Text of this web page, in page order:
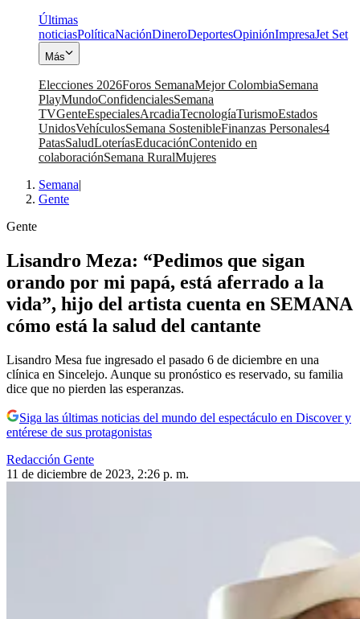
Últimas
noticiasPolíticaNaciónDineroDeportesOpiniónImpresaJet Set
Más
Elecciones 2026Foros SemanaMejor ColombiaSemana
PlayMundoConfidencialesSemana
TVGenteEspecialesArcadiaTecnologíaTurismoEstados
UnidosVehículosSemana SostenibleFinanzas Personales4
PatasSaludLoteríasEducaciónContenido en
colaboraciónSemana RuralMujeres
Semana|
Gente
Gente
Lisandro Meza: “Pedimos que sigan
orando por mi papá, está aferrado a la
vida”, hijo del artista cuenta en SEMANA
cómo está la salud del cantante
Lisandro Mesa fue ingresado el pasado 6 de diciembre en una
clínica en Sincelejo. Aunque su pronóstico es reservado, su familia
dice que no pierden las esperanzas.
Siga las últimas noticias del mundo del espectáculo en Discover y
entérese de sus protagonistas
Redacción Gente
11 de diciembre de 2023, 2:26 p. m.